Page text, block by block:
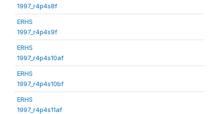
1997_r4p4s8f
ERHS
1997_r4p4s9f
ERHS
1997_r4p4s10af
ERHS
1997_r4p4s10bf
ERHS
1997_r4p4s11af